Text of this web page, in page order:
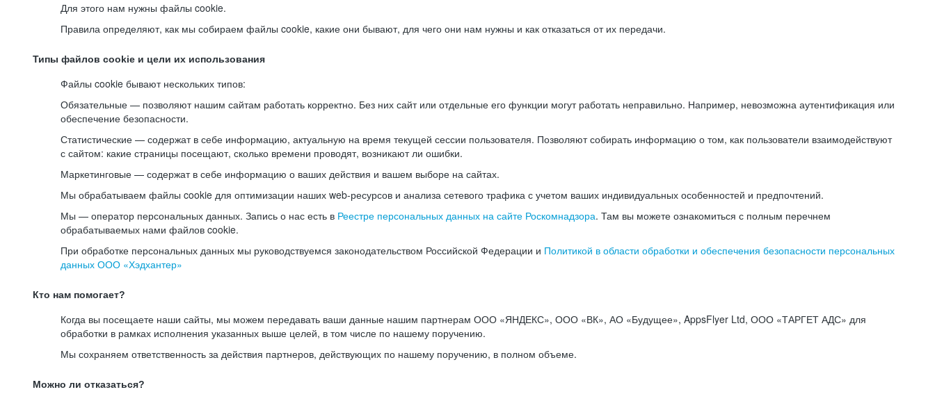
Для этого нам нужны файлы cookie.
Правила определяют, как мы собираем файлы cookie, какие они бывают, для чего они нам нужны и как отказаться от их передачи.
Типы файлов cookie и цели их использования
Файлы cookie бывают нескольких типов:
Обязательные — позволяют нашим сайтам работать корректно. Без них сайт или отдельные его функции могут работать неправильно. Например, невозможна аутентификация или
обеспечение безопасности.
Статистические — содержат в себе информацию, актуальную на время текущей сессии пользователя. Позволяют собирать информацию о том, как пользователи взаимодействуют
с сайтом: какие страницы посещают, сколько времени проводят, возникают ли ошибки.
Маркетинговые — содержат в себе информацию о ваших действия и вашем выборе на сайтах.
Мы обрабатываем файлы cookie для оптимизации наших web-ресурсов и анализа сетевого трафика с учетом ваших индивидуальных особенностей и предпочтений.
Мы — оператор персональных данных. Запись о нас есть в Реестре персональных данных на сайте Роскомнадзора. Там вы можете ознакомиться с полным перечнем
обрабатываемых нами файлов cookie.
При обработке персональных данных мы руководствуемся законодательством Российской Федерации и Политикой в области обработки и обеспечения безопасности персональных
данных ООО «Хэдхантер»
Кто нам помогает?
Когда вы посещаете наши сайты, мы можем передавать ваши данные нашим партнерам ООО «ЯНДЕКС», ООО «ВК», АО «Будущее», AppsFlyer Ltd, ООО «ТАРГЕТ АДС» для
обработки в рамках исполнения указанных выше целей, в том числе по нашему поручению.
Мы сохраняем ответственность за действия партнеров, действующих по нашему поручению, в полном объеме.
Можно ли отказаться?